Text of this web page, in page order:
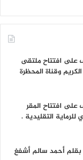
على افتتاح ملتقى
وقناة المحظرة
على افتتاح المقر
للرماية التقليدية .
بقلم أحمد سالم أشفغ